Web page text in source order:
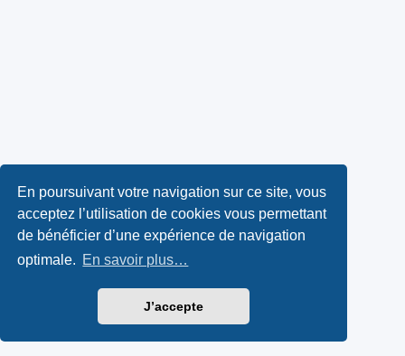
En poursuivant votre navigation sur ce site, vous
acceptez l’utilisation de cookies vous permettant
de bénéficier d’une expérience de navigation
optimale. En savoir plus…
J’accepte